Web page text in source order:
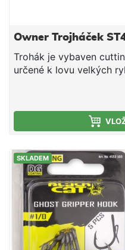
Owner Trojháček
Trohák je vybaven
určené k lovu velkých
SKLADEM